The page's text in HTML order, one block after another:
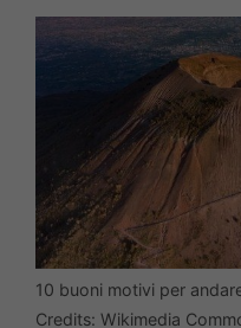
10 buoni motivi per
Credits: Wikimedia